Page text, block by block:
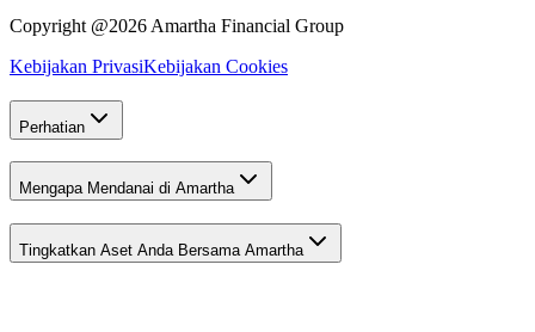
Copyright @2026 Amartha Financial Group
Kebijakan PrivasiKebijakan Cookies
Perhatian
Mengapa Mendanai di Amartha
Tingkatkan Aset Anda Bersama Amartha